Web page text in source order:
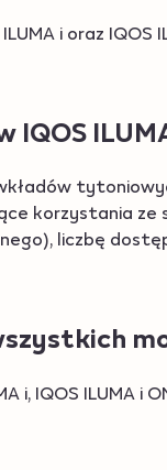
i oraz IQOS
IQOS
korzystania
liczbę
ILUMA i